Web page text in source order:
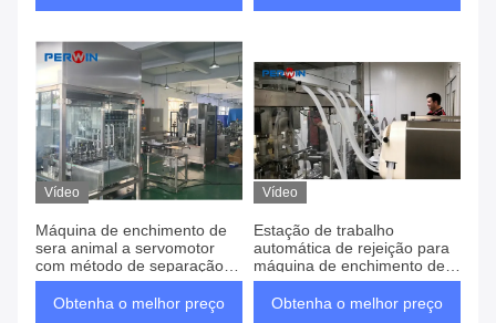
Vídeo
Máquina de enchimento de
sera animal a servomotor
com método de separação
de garrafas
Obtenha o melhor preço
Vídeo
Estação de trabalho
automática de rejeição para
máquina de enchimento de
soro animal de alto consumo
de energia
Obtenha o melhor preço